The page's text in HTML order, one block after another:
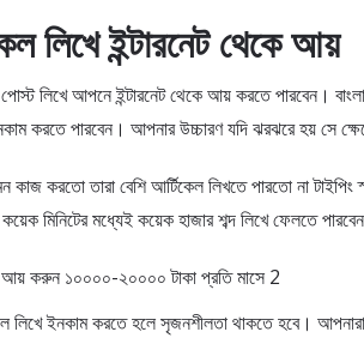
লিখে ইন্টারনেট থেকে আয়
পোস্ট লিখে আপনে ইন্টারনেট থেকে আয় করতে পারবেন।
করতে পারবেন। আপনার উচ্চারণ যদি ঝরঝরে হয় সে
কাজ করতো তারা বেশি আর্টিকেল লিখতে পারতো না
মিনিটের মধ্যেই কয়েক হাজার শব্দ লিখে ফেলতে পারবেন
লিখে ইনকাম করতে হলে সৃজনশীলতা থাকতে হবে।